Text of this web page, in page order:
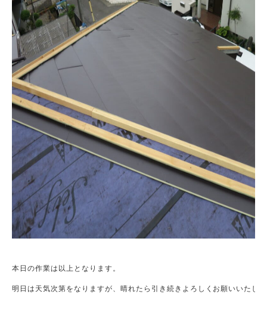
本日の作業は以上となります。
明日は天気次第をなりますが、晴れたら引き続きよろしくお願いいたし